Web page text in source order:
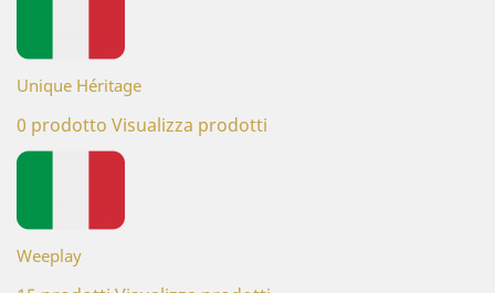
Unique Héritage
0 prodotto Visualizza prodotti
Weeplay